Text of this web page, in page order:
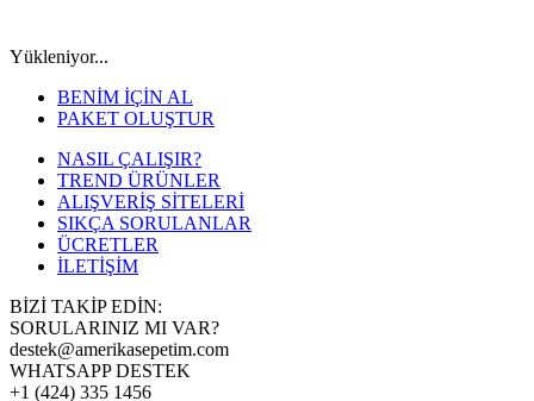
Yükleniyor...
BENİM İÇİN AL
PAKET OLUŞTUR
NASIL ÇALIŞIR?
TREND ÜRÜNLER
ALIŞVERİŞ SİTELERİ
SIKÇA SORULANLAR
ÜCRETLER
İLETİŞİM
BİZİ TAKİP EDİN:
SORULARINIZ MI VAR?
destek@amerikasepetim.com
WHATSAPP DESTEK
+1 (424) 335 1456